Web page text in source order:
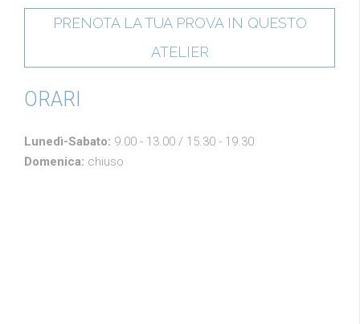
PRENOTA LA TUA PROVA IN QUESTO
ATELIER
ORARI
Lunedì-Sabato: 9.00 - 13.00 / 15.30 - 19.30
Domenica: chiuso